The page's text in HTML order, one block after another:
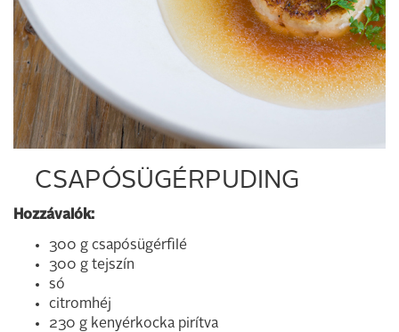
CSAPÓSÜGÉRPUDING
Hozzávalók:
300 g csapósügérfilé
300 g tejszín
só
citromhéj
230 g kenyérkocka pirítva